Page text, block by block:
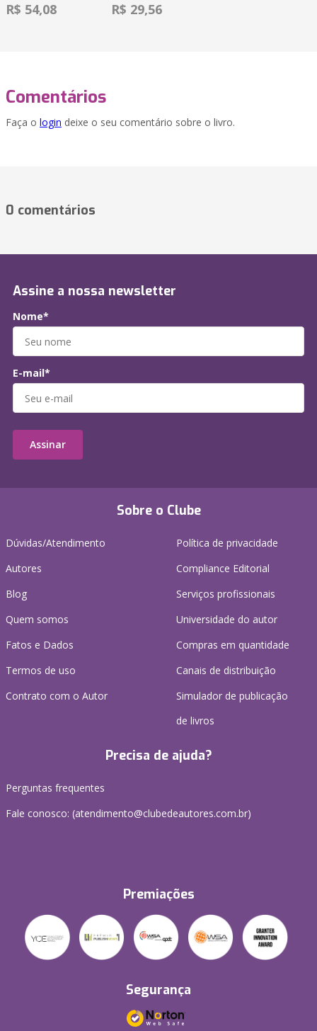
R$ 54,08 R$ 29,56
Comentários
Faça o login deixe o seu comentário sobre o livro.
0 comentários
Sobre o Clube
Dúvidas/Atendimento
Autores
Blog
Quem somos
Fatos e Dados
Termos de uso
Contrato com o Autor
Política de privacidade
Compliance Editorial
Serviços profissionais
Universidade do autor
Compras em quantidade
Canais de distribuição
Simulador de publicação
de livros
Precisa de ajuda?
Perguntas frequentes
Fale conosco: (atendimento@clubedeautores.com.br)
Premiações
Segurança
Assine a nossa newsletter
Nome*
E-mail*
Assinar